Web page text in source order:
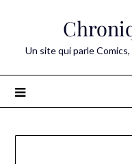
Un site qui parle